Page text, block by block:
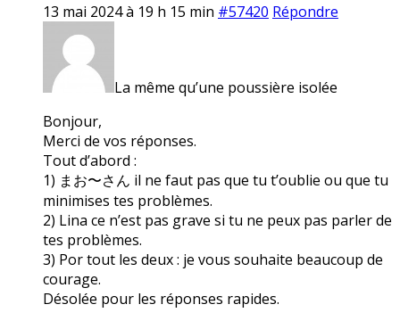
13 mai 2024 à 19 h 15 min #57420 Répondre
La même qu’une poussière isolée
Bonjour,
Merci de vos réponses.
Tout d’abord :
1) まお〜さん il ne faut pas que tu t’oublie ou que tu
minimises tes problèmes.
2) Lina ce n’est pas grave si tu ne peux pas parler de
tes problèmes.
3) Por tout les deux : je vous souhaite beaucoup de
courage.
Désolée pour les réponses rapides.